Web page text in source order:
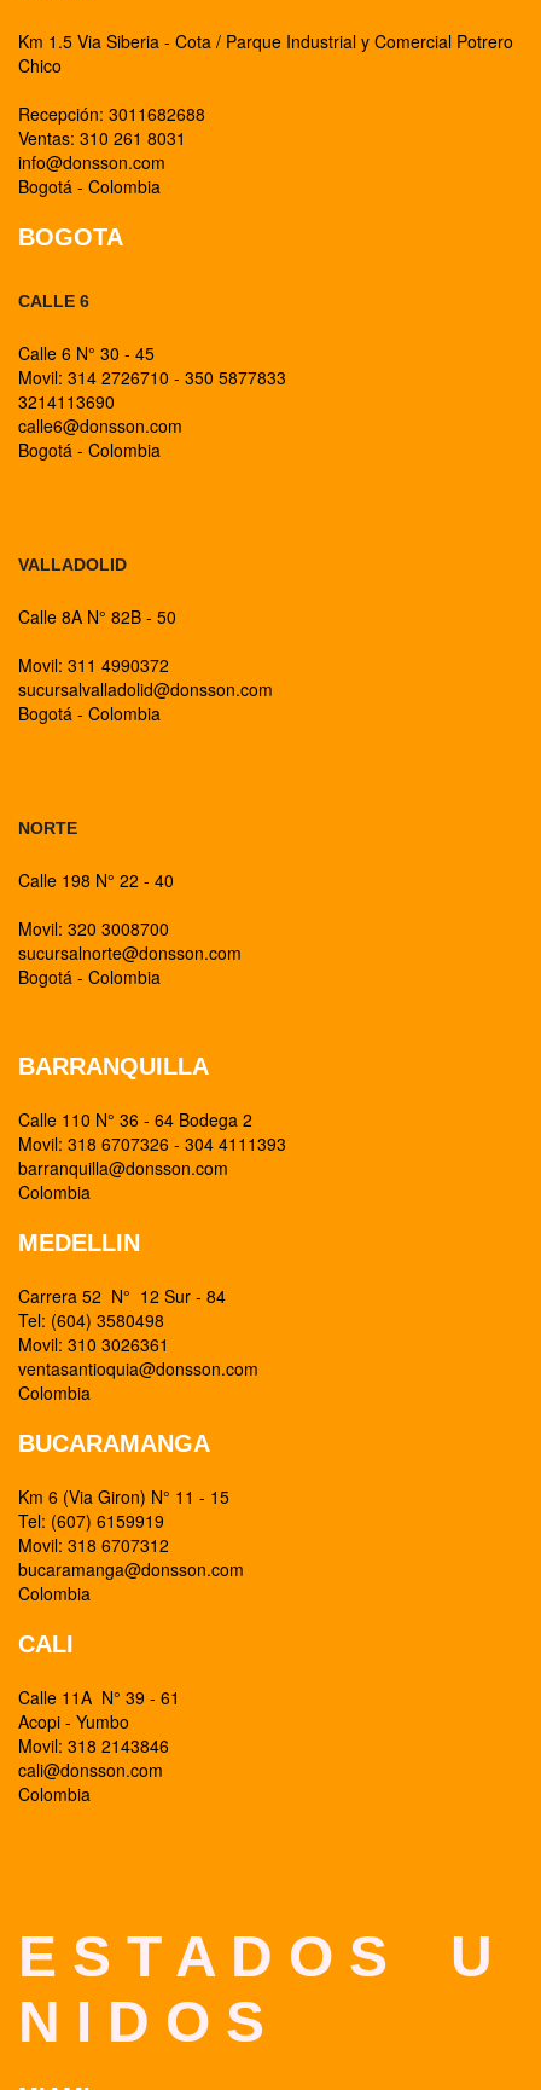
Km 1.5 Via Siberia - Cota / Parque Industrial y Comercial Potrero
Chico
Recepción: 3011682688
Ventas: 310 261 8031
info@donsson.com
Bogotá - Colombia
BOGOTA
CALLE 6
Calle 6 N° 30 - 45
Movil: 314 2726710 - 350 5877833
3214113690
calle6@donsson.com
Bogotá - Colombia
VALLADOLID
Calle 8A N° 82B - 50
Movil: 311 4990372
sucursalvalladolid@donsson.com
Bogotá - Colombia
NORTE
Calle 198 N° 22 - 40
Movil: 320 3008700
sucursalnorte@donsson.com
Bogotá - Colombia
BARRANQUILLA
Calle 110 N° 36 - 64 Bodega 2
Movil: 318 6707326 - 304 4111393
barranquilla@donsson.com
Colombia
MEDELLIN
Carrera 52 N° 12 Sur - 84
Tel: (604) 3580498
Movil: 310 3026361
ventasantioquia@donsson.com
Colombia
BUCARAMANGA
Km 6 (Via Giron) N° 11 - 15
Tel: (607) 6159919
Movil: 318 6707312
bucaramanga@donsson.com
Colombia
CALI
Calle 11A N° 39 - 61
Acopi - Yumbo
Movil: 318 2143846
cali@donsson.com
Colombia
E S T A D O S U
N I D O S